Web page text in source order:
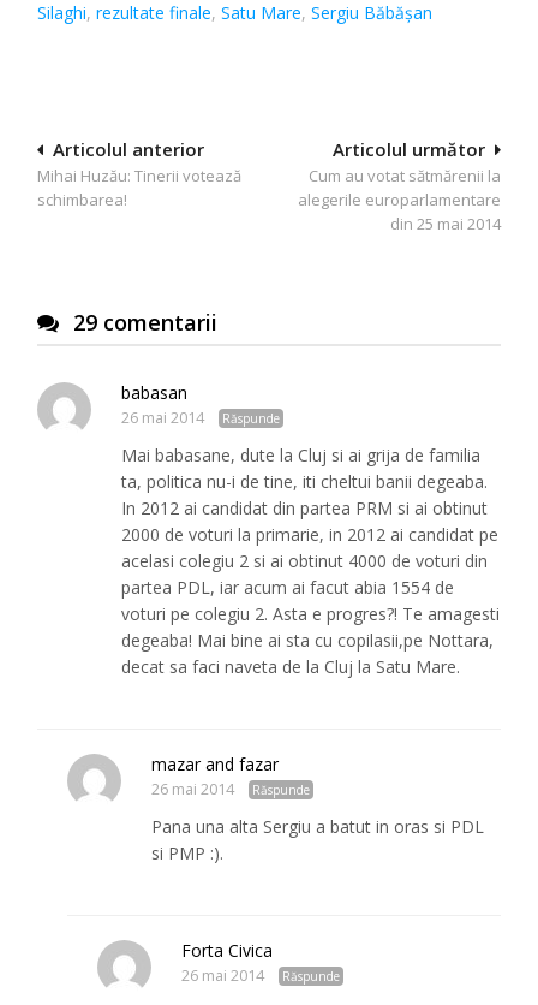
Silaghi,rezultate finale,Satu Mare,Sergiu Băbășan
Navigare
în
Articolul următor
Cum au votat sătmărenii la
alegerile europarlamentare
din 25 mai 2014
Articolul anterior
Mihai Huzău: Tinerii votează
schimbarea!
29 comentarii
babasan
26 mai 2014 Răspunde
Mai babasane, dute la Cluj si ai grija de familia
ta, politica nu-i de tine, iti cheltui banii degeaba.
In 2012 ai candidat din partea PRM si ai obtinut
2000 de voturi la primarie, in 2012 ai candidat pe
acelasi colegiu 2 si ai obtinut 4000 de voturi din
partea PDL, iar acum ai facut abia 1554 de
voturi pe colegiu 2. Asta e progres?! Te amagesti
degeaba! Mai bine ai sta cu copilasii,pe Nottara,
decat sa faci naveta de la Cluj la Satu Mare.
mazar and fazar
26 mai 2014 Răspunde
Pana una alta Sergiu a batut in oras si PDL
si PMP :).
Forta Civica
26 mai 2014 Răspunde